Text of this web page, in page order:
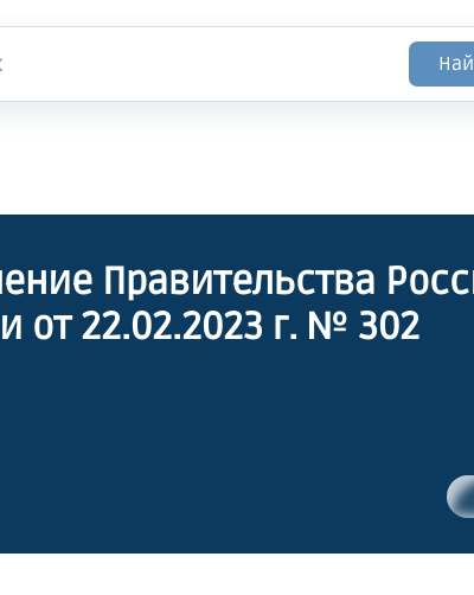
Правительства
от 22.02.2023 г. № 302